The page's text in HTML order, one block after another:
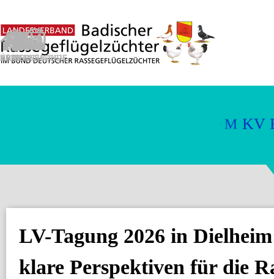
LV-TA
LV-Tagung 2026 in
klare Perspektiven für die